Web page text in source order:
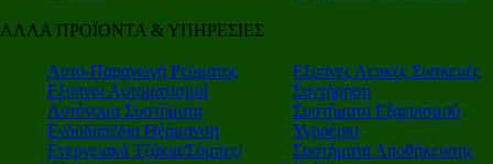
ΑΛΛΑ ΠΡΟΪΟΝΤΑ & ΥΠΗΡΕΣΙΕΣ
Αυτο-Παραγωγή Ρεύματος
Εξυπνοι Αυτοματισμοί
Αυτόνομα Συστήματα
Ενδοδαπέδια Θέρμανση
Ενεργειακά Τζάκια/Σόμπες/
Εξυπνες Λευκές Συσκευές
Συντήρηση
Συστήματα Εξαερισμού
Υγραέριο
Συστήματα Αποθήκευσης